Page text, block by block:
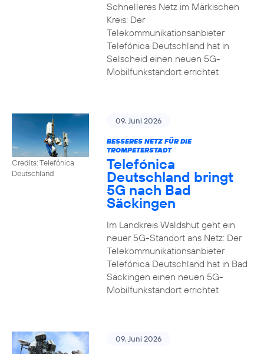
Schnelleres Netz im Märkischen
Kreis: Der
Telekommunikationsanbieter
Telefónica Deutschland hat in
Selscheid einen neuen 5G-
Mobilfunkstandort errichtet
Credits: Telefónica
Deutschland
09. Juni 2026
BESSERES NETZ FÜR DIE
TROMPETERSTADT
Telefónica
Deutschland bringt
5G nach Bad
Säckingen
Im Landkreis Waldshut geht ein
neuer 5G-Standort ans Netz: Der
Telekommunikationsanbieter
Telefónica Deutschland hat in Bad
Säckingen einen neuen 5G-
Mobilfunkstandort errichtet
09. Juni 2026